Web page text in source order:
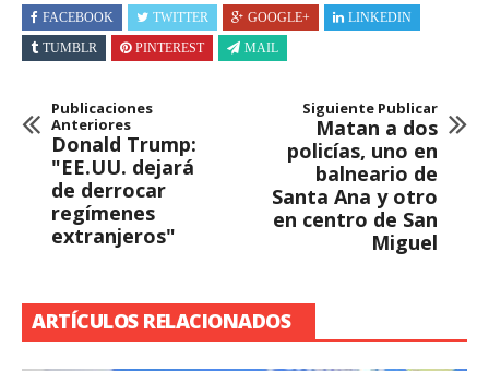
FACEBOOK TWITTER GOOGLE+
LINKEDIN
TUMBLR
PINTEREST MAIL
Publicaciones
Anteriores
Donald Trump:
"EE.UU. dejará
de derrocar
regímenes
extranjeros"
Siguiente Publicar
Matan a dos
policías, uno en
balneario de
Santa Ana y otro
en centro de San
Miguel
ARTÍCULOS RELACIONADOS